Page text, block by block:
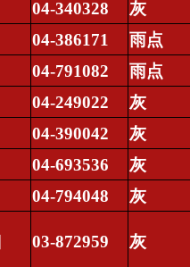
04-340328
灰
04-386171
雨点
04-791082
雨点
04-249022
灰
04-390042
灰
04-693536
灰
04-794048
灰
03-872959 灰